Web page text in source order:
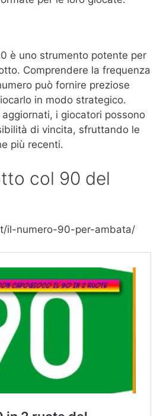
è uno strumento potente per
Comprendere la frequenza
può fornire preziose
in modo strategico.
i giocatori possono
di vincita, sfruttando le
più recenti.
col 90 del
il-numero-90-per-ambata/